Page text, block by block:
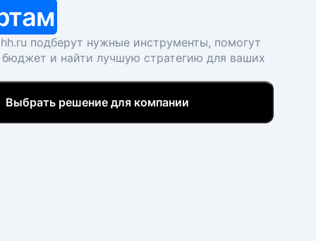
подберут нужные инструменты, помогут
бюджет и найти лучшую стратегию для ваших
Выбрать решение для компании